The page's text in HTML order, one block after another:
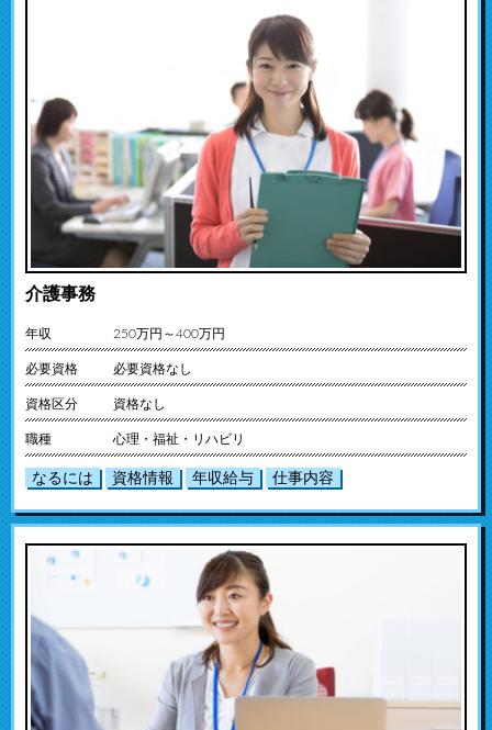
介護事務
年収 250万円～400万円
必要資格 必要資格なし
資格区分 資格なし
職種 心理・福祉・リハビリ
なるには 資格情報 年収給与 仕事内容